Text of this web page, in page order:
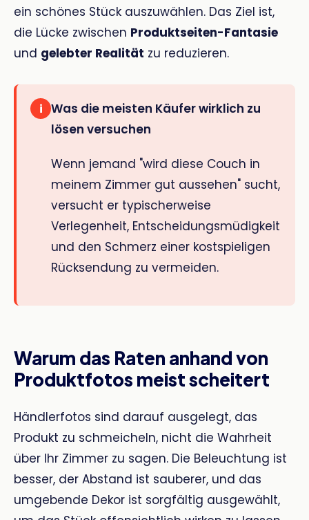
ein schönes Stück auszuwählen. Das Ziel ist,
die Lücke zwischen Produktseiten-Fantasie
und gelebter Realität zu reduzieren.
i Was die meisten Käufer wirklich zu
lösen versuchen
Wenn jemand "wird diese Couch in
meinem Zimmer gut aussehen" sucht,
versucht er typischerweise
Verlegenheit, Entscheidungsmüdigkeit
und den Schmerz einer kostspieligen
Rücksendung zu vermeiden.
Warum das Raten anhand von
Produktfotos meist scheitert
Händlerfotos sind darauf ausgelegt, das
Produkt zu schmeicheln, nicht die Wahrheit
über Ihr Zimmer zu sagen. Die Beleuchtung ist
besser, der Abstand ist sauberer, und das
umgebende Dekor ist sorgfältig ausgewählt,